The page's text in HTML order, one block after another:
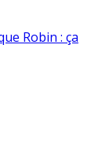
Robin : ça